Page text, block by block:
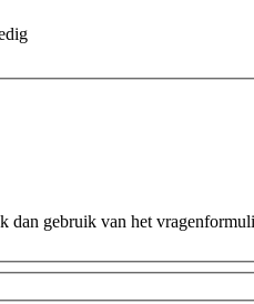
dan gebruik van het